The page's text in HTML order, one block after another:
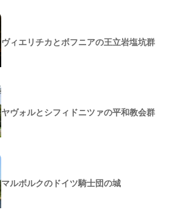
ヴィエリチカとボフニアの王立岩塩坑群
ヤヴォルとシフィドニツァの平和教会群
マルボルクのドイツ騎士団の城